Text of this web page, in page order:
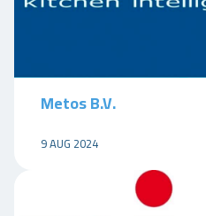
Metos B.V.
9 AUG 2024